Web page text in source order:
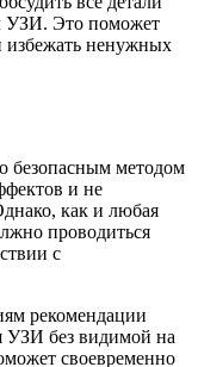
УЗИ. Это поможет
избежать ненужных
безопасным методом
и не
как и любая
проводиться
с
рекомендации
УЗИ без видимой на
своевременно